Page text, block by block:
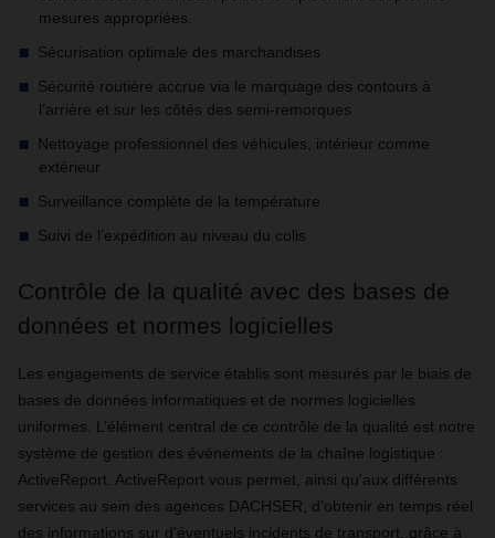
mesures appropriées.
Sécurisation optimale des marchandises
Sécurité routière accrue via le marquage des contours à
l’arrière et sur les côtés des semi-remorques
Nettoyage professionnel des véhicules, intérieur comme
extérieur
Surveillance complète de la température
Suivi de l’expédition au niveau du colis
Contrôle de la qualité avec des bases de
données et normes logicielles
Les engagements de service établis sont mesurés par le biais de
bases de données informatiques et de normes logicielles
uniformes. L’élément central de ce contrôle de la qualité est notre
système de gestion des événements de la chaîne logistique :
ActiveReport. ActiveReport vous permet, ainsi qu'aux différents
services au sein des agences DACHSER, d’obtenir en temps réel
des informations sur d'éventuels incidents de transport, grâce à